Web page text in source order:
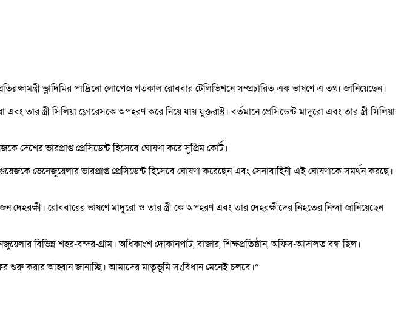
ভ্লাদিমির পাদ্রিনো লোপেজ গতকাল রোববার টেলিভিশনে সম্প্রচারিত এক ভাষণে এ তথ্য জানিয়েছেন।
স্ত্রী সিলিয়া ফ্লোরেসকে অপহরণ করে নিয়ে যায় ‍যুক্তরাষ্ট্র। বর্তমানে প্রেসিডেন্ট মাদুরো এবং তার স্ত্রী সিলিয়া
দেশের ভারপ্রাপ্ত প্রেসিডেন্ট হিসেবে ঘোষণা করে সুপ্রিম কোর্ট।
ভেনেজুয়েলার ভারপ্রাপ্ত প্রেসিডেন্ট হিসেবে ঘোষণা করেছেন এবং সেনাবাহিনী এই ঘোষণাকে সমর্থন করছে।
দেহরক্ষী। রোববারের ভাষণে মাদুরো ও তার স্ত্রী কে অপহরণ এবং তার দেহরক্ষীদের নিহতের নিন্দা জানিয়েছেন
বিভিন্ন শহর-বন্দর-গ্রাম। অধিকাংশ দোকানপাট, বাজার, শিক্ষপ্রতিষ্ঠান, অফিস-আদালত বন্ধ ছিল।
শুরু করার আহ্বান জানাচ্ছি। আমাদের মাতৃভূমি সংবিধান মেনেই চলবে।”